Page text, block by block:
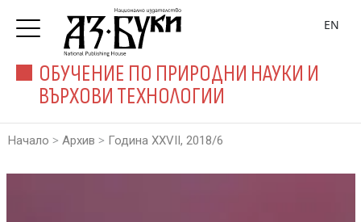
ОБУЧЕНИЕ ПО ПРИРОДНИ НАУКИ И
ВЪРХОВИ ТЕХНОЛОГИИ
EN
Начало > Архив > Година XXVII, 2018/6